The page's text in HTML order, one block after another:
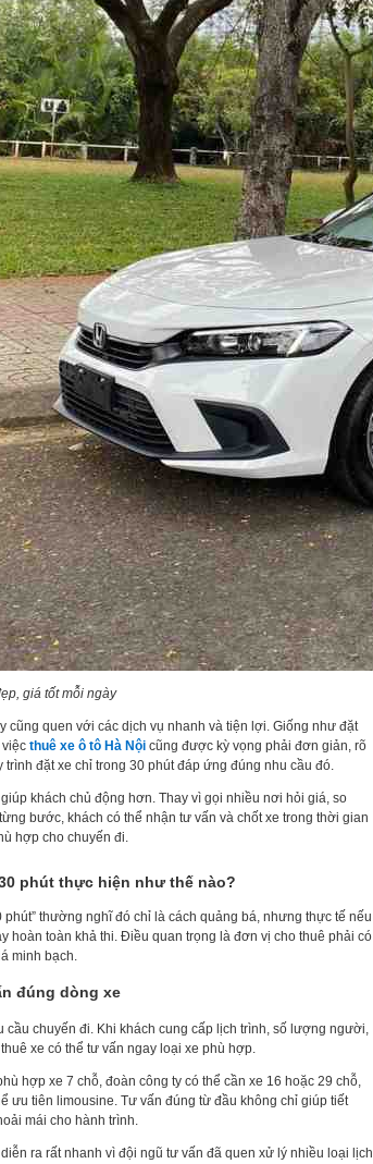
giá tốt mỗi ngày
cũng quen với các dịch vụ nhanh và tiện lợi. Giống như đặt
thuê xe ô tô Hà Nội cũng được kỳ vọng phải đơn giản, rõ
trình đặt xe chỉ trong 30 phút đáp ứng đúng nhu cầu đó.
khách chủ động hơn. Thay vì gọi nhiều nơi hỏi giá, so
bước, khách có thể nhận tư vấn và chốt xe trong thời gian
hợp cho chuyến đi.
phút thực hiện như thế nào?
phút” thường nghĩ đó chỉ là cách quảng bá, nhưng thực tế nếu
hoàn toàn khả thi. Điều quan trọng là đơn vị cho thuê phải có
minh bạch.
đúng dòng xe
cầu chuyến đi. Khi khách cung cấp lịch trình, số lượng người,
xe có thể tư vấn ngay loại xe phù hợp.
hợp xe 7 chỗ, đoàn công ty có thể cần xe 16 hoặc 29 chỗ,
ưu tiên limousine. Tư vấn đúng từ đầu không chỉ giúp tiết
mái cho hành trình.
ra rất nhanh vì đội ngũ tư vấn đã quen xử lý nhiều loại lịch